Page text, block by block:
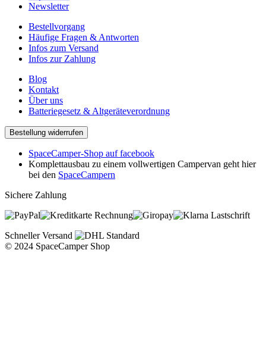
Newsletter
Bestellvorgang
Häufige Fragen & Antworten
Infos zum Versand
Infos zur Zahlung
Blog
Kontakt
Über uns
Batteriegesetz & Altgeräteverordnung
Bestellung widerrufen
SpaceCamper-Shop auf facebook
Komplettausbau zu einem vollwertigen Campervan geht hier
bei den SpaceCampern
Sichere Zahlung
Rechnung
Lastschrift
Schneller Versand
© 2024 SpaceCamper Shop